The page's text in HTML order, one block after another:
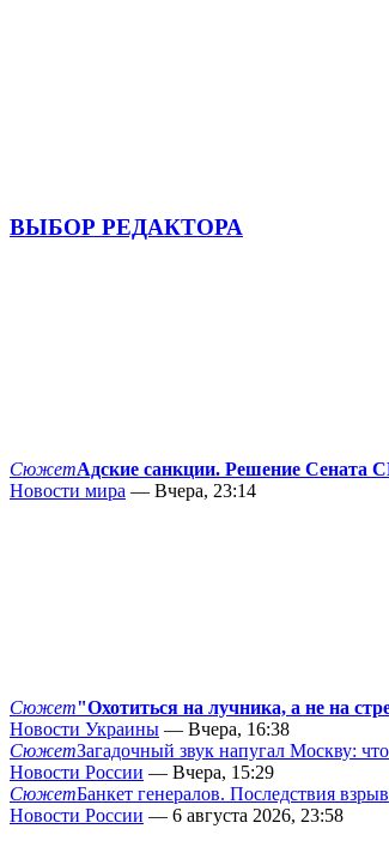
ВЫБОР РЕДАКТОРА
СюжетАдские санкции. Решение Сената
Новости мира — Вчера, 23:14
Сюжет"Охотиться на лучника, а не на
Новости Украины — Вчера, 16:38
СюжетЗагадочный звук напугал Москву:
Новости России — Вчера, 15:29
СюжетБанкет генералов. Последствия
Новости России — 6 августа 2026, 23:58